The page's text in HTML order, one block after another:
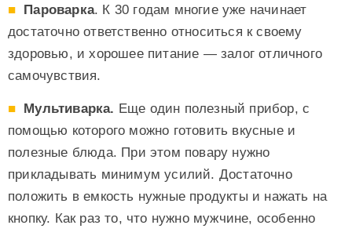
Пароварка. К 30 годам многие уже начинает
достаточно ответственно относиться к своему
здоровью, и хорошее питание — залог отличного
самочувствия.
Мультиварка. Еще один полезный прибор, с
помощью которого можно готовить вкусные и
полезные блюда. При этом повару нужно
прикладывать минимум усилий. Достаточно
положить в емкость нужные продукты и нажать на
кнопку. Как раз то, что нужно мужчине, особенно